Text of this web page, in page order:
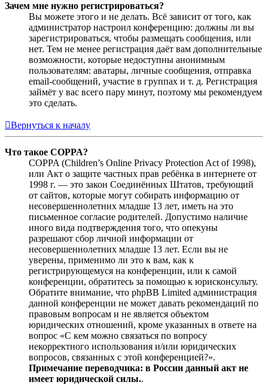
Зачем мне нужно регистрироваться?
Вы можете этого и не делать. Всё зависит от того, как
администратор настроил конференцию: должны ли вы
зарегистрироваться, чтобы размещать сообщения, или
нет. Тем не менее регистрация даёт вам дополнительные
возможности, которые недоступны анонимным
пользователям: аватары, личные сообщения, отправка
email-сообщений, участие в группах и т. д. Регистрация
займёт у вас всего пару минут, поэтому мы рекомендуем
это сделать.
Вернуться к началу
Что такое COPPA?
COPPA (Children’s Online Privacy Protection Act of 1998),
или Акт о защите частных прав ребёнка в интернете от
1998 г. — это закон Соединённых Штатов, требующий
от сайтов, которые могут собирать информацию от
несовершеннолетних младше 13 лет, иметь на это
письменное согласие родителей. Допустимо наличие
иного вида подтверждения того, что опекуны
разрешают сбор личной информации от
несовершеннолетних младше 13 лет. Если вы не
уверены, применимо ли это к вам, как к
регистрирующемуся на конференции, или к самой
конференции, обратитесь за помощью к юрисконсульту.
Обратите внимание, что phpBB Limited администрация
данной конференции не может давать рекомендаций по
правовым вопросам и не является объектом
юридических отношений, кроме указанных в ответе на
вопрос «С кем можно связаться по вопросу
некорректного использования и/или юридических
вопросов, связанных с этой конференцией?».
Примечание переводчика: в России данный акт не
имеет юридической силы..